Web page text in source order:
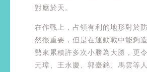
對應於天。
在作戰上，占領有利的地形對於
然很重要，但是在運動戰中能夠
勢來累積許多次小勝為大勝，更
元璋、王永慶、郭臺銘、馬雲等